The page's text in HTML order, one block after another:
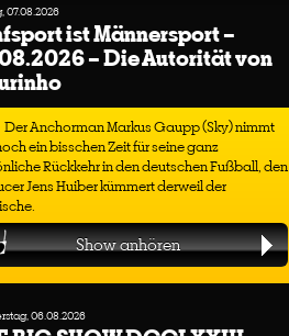
07.08.2026
ist Männersport –
– Die Autorität von
Der Anchorman Markus Gaupp (Sky) nimmt
ein bisschen Zeit für seine ganz
Rückkehr in den deutschen Fußball, den
Jens Huiber kümmert derweil der
Show anhören
06.08.2026